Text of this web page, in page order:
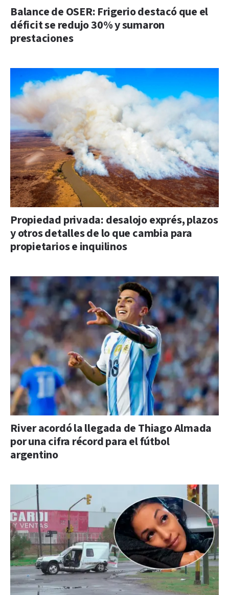
Balance de OSER: Frigerio destacó que el
déficit se redujo 30% y sumaron
prestaciones
Propiedad privada: desalojo exprés, plazos
y otros detalles de lo que cambia para
propietarios e inquilinos
River acordó la llegada de Thiago Almada
por una cifra récord para el fútbol
argentino